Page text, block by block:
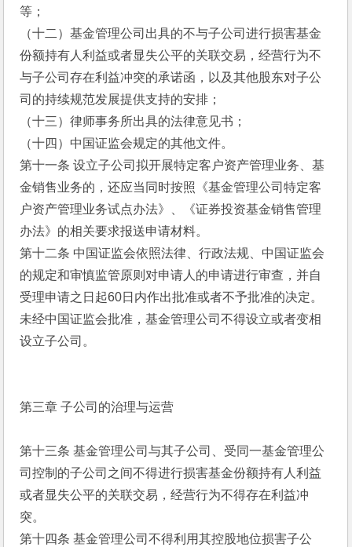
等；
（十二）基金管理公司出具的不与子公司进行损害基金
份额持有人利益或者显失公平的关联交易，经营行为不
与子公司存在利益冲突的承诺函，以及其他股东对子公
司的持续规范发展提供支持的安排；
（十三）律师事务所出具的法律意见书；
（十四）中国证监会规定的其他文件。
第十一条 设立子公司拟开展特定客户资产管理业务、基
金销售业务的，还应当同时按照《基金管理公司特定客
户资产管理业务试点办法》、《证券投资基金销售管理
办法》的相关要求报送申请材料。
第十二条 中国证监会依照法律、行政法规、中国证监会
的规定和审慎监管原则对申请人的申请进行审查，并自
受理申请之日起60日内作出批准或者不予批准的决定。
未经中国证监会批准，基金管理公司不得设立或者变相
设立子公司。
第三章 子公司的治理与运营
第十三条 基金管理公司与其子公司、受同一基金管理公
司控制的子公司之间不得进行损害基金份额持有人利益
或者显失公平的关联交易，经营行为不得存在利益冲
突。
第十四条 基金管理公司不得利用其控股地位损害子公